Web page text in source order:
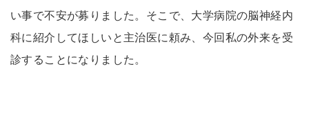
い事で不安が募りました。そこで、大学病院の脳神経内
科に紹介してほしいと主治医に頼み、今回私の外来を受
診することになりました。